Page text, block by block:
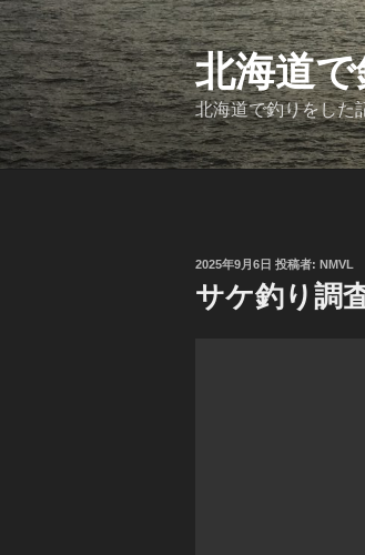
コ
ン
テ
ン
ツ
へ
ス
キ
北海道
北海道で釣りをした
投
日:
2025年9月6日 投稿者: NMVL
サケ釣り調